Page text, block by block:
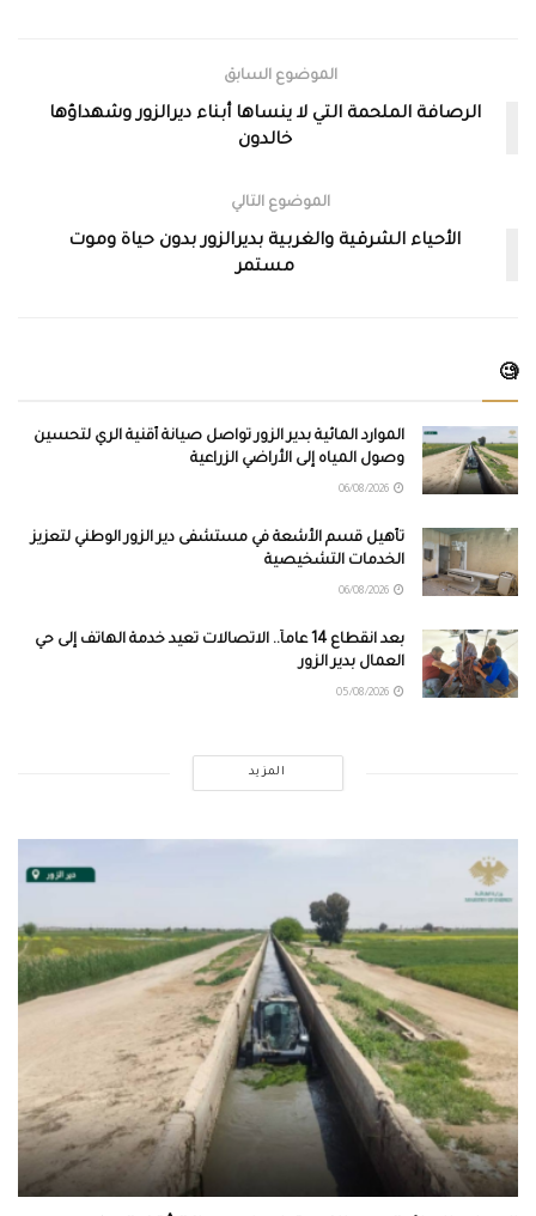
الموضوع السابق
الرصافة الملحمة التي لا ينساها أبناء ديرالزور وشهداؤها
خالدون
الموضوع التالي
الأحياء الشرقية والغربية بديرالزور بدون حياة وموت
مستمر
🧐
الموارد المائية بدير الزور تواصل صيانة أقنية الري لتحسين
وصول المياه إلى الأراضي الزراعية
تأهيل قسم الأشعة في مستشفى دير الزور الوطني لتعزيز
الخدمات التشخيصية
بعد انقطاع 14 عاماً.. الاتصالات تعيد خدمة الهاتف إلى حي
العمال بدير الزور
المزيد